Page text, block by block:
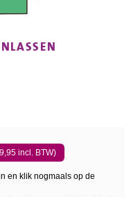
incl. BTW)
en klik nogmaals op de